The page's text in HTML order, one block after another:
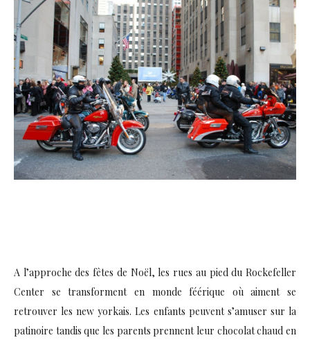
A l’approche des fêtes de Noël, les rues au pied du Rockefeller
Center se transforment en monde féérique où aiment se
retrouver les new yorkais. Les enfants peuvent s’amuser sur la
patinoire tandis que les parents prennent leur chocolat chaud en